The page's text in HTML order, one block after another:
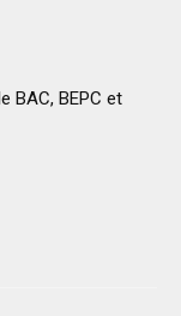
BAC, BEPC et